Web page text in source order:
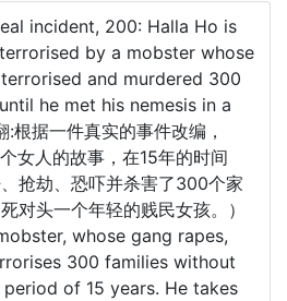
incident, 200: Halla Ho is
by a mobster whose
and murdered 300
he met his nemesis in a
据一件真实的事件改编，
女人的故事，在15年的时间
抢劫、恐吓并杀害了300个家
对头一个年轻的贱民女孩。）
whose gang rapes,
300 families without
of 15 years. He takes